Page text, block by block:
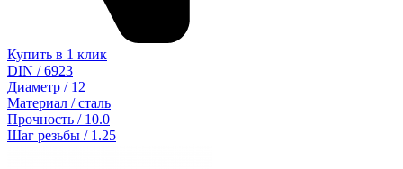
Купить в 1 клик
DIN / 6923
Диаметр / 12
Материал / сталь
Прочность / 10.0
Шаг резьбы / 1.25